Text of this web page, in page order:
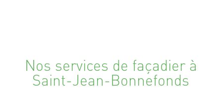
Nos services de façadier à
Saint-Jean-Bonnefonds